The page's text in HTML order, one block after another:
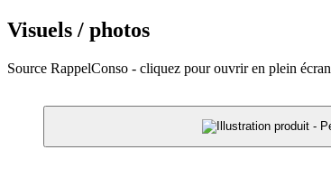
Visuels / photos
Source RappelConso - cliquez pour ouvrir en plein écran